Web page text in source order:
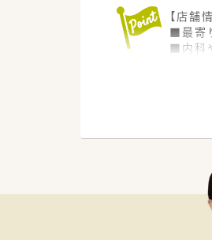
【店舗
■最寄
■内科
■こ
■週
■月々
【法人
■仙台
■MR
■地